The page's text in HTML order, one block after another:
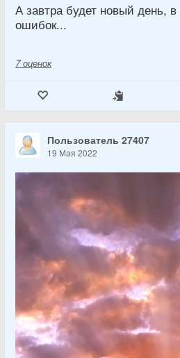
А завтра будет новый день,
ошибок...
7 оценок
Пользователь 27407
19 Мая 2022